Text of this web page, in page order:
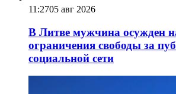
11:2705 авг 2026
В Литве мужчина осужден
ограничения свободы за
социальной сети